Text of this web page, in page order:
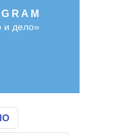
и дело»